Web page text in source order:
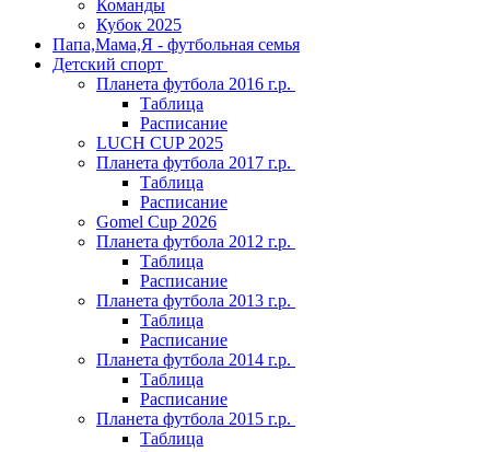
Команды
Кубок 2025
Папа,Мама,Я - футбольная семья
Детский спорт
Планета футбола 2016 г.р.
Таблица
Расписание
LUCH CUP 2025
Планета футбола 2017 г.р.
Таблица
Расписание
Gomel Cup 2026
Планета футбола 2012 г.р.
Таблица
Расписание
Планета футбола 2013 г.р.
Таблица
Расписание
Планета футбола 2014 г.р.
Таблица
Расписание
Планета футбола 2015 г.р.
Таблица